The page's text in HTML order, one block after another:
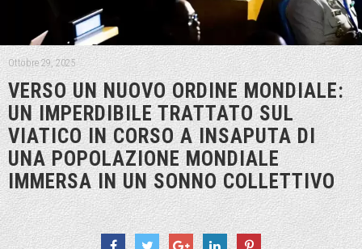
Ottobre 29, 2025
VERSO UN NUOVO ORDINE MONDIALE:
UN IMPERDIBILE TRATTATO SUL
VIATICO IN CORSO A INSAPUTA DI
UNA POPOLAZIONE MONDIALE
IMMERSA IN UN SONNO COLLETTIVO